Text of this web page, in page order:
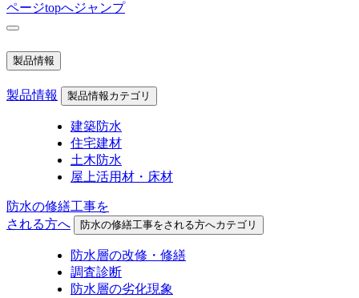
ページtopへジャンプ
製品情報
製品情報 製品情報カテゴリ
建築防水
住宅建材
土木防水
屋上活用材・床材
防水の修繕工事を
される方へ
防水の修繕工事をされる方へカテゴリ
防水層の改修・修繕
調査診断
防水層の劣化現象